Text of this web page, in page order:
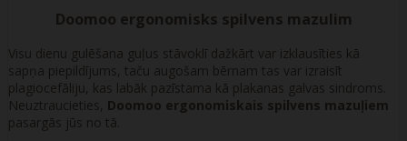
Doomoo ergonomisks spilvens mazulim
Visu dienu gulēšana guļus stāvoklī dažkārt var izklausīties kā
sapņa piepildījums, taču augošam bērnam tas var izraisīt
plagiocefāliju, kas labāk pazīstama kā plakanas galvas sindroms.
Neuztraucieties, Doomoo ergonomiskais spilvens mazuļiem
pasargās jūs no tā.